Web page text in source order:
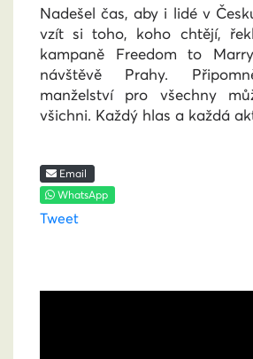
Nadešel čas, aby i lidé v
vzít si toho, koho chtějí,
kampaně Freedom to
návštěvě Prahy.
manželství pro všechny
všichni. Každý hlas a každá
Email
WhatsApp
Tweet